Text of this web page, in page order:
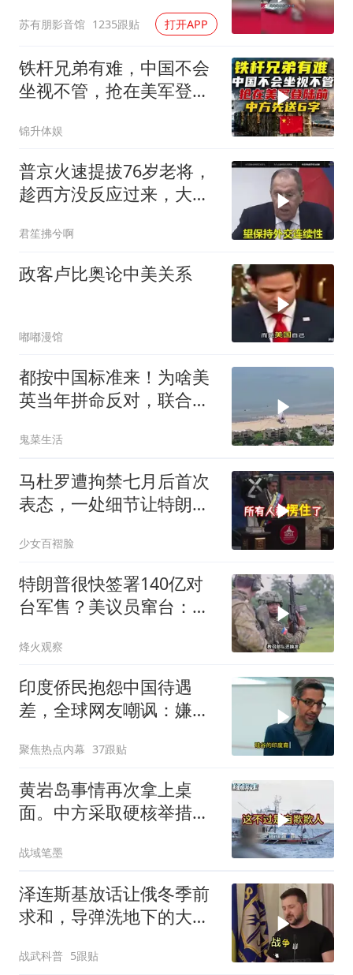
苏有朋影音馆 1235跟贴 打开APP
铁杆兄弟有难，中国不会
坐视不管，抢在美军登陆
锦升体娱
普京火速提拔76岁老将，
趁西方没反应过来，大鹅
君笙拂兮啊
政客卢比奥论中美关系
嘟嘟漫馆
都按中国标准来！为啥美
英当年拼命反对，联合国
鬼菜生活
马杜罗遭拘禁七月后首次
表态，一处细节让特朗普
少女百褶脸
特朗普很快签署140亿对
台军售？美议员窜台：必
烽火观察
印度侨民抱怨中国待遇
差，全球网友嘲讽：嫌差
聚焦热点内幕 37跟贴
黄岩岛事情再次拿上桌
面。中方采取硬核举措，
一起来听听
战域笔墨
泽连斯基放话让俄冬季前
求和，导弹洗地下的大饼
战武科普 5跟贴